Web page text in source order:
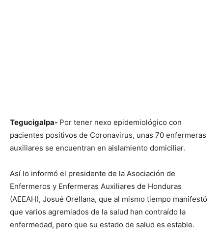
Tegucigalpa- Por tener nexo epidemiológico con
pacientes positivos de Coronavirus, unas 70 enfermeras
auxiliares se encuentran en aislamiento domiciliar.
Así lo informó el presidente de la Asociación de
Enfermeros y Enfermeras Auxiliares de Honduras
(AEEAH), Josué Orellana, que al mismo tiempo manifestó
que varios agremiados de la salud han contraído la
enfermedad, pero que su estado de salud es estable.